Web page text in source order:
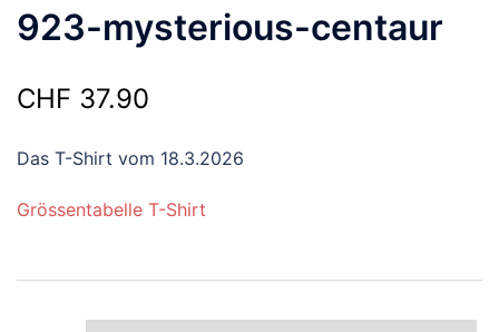
923-mysterious-centaur
CHF 37.90
Das T-Shirt vom 18.3.2026
Grössentabelle T-Shirt